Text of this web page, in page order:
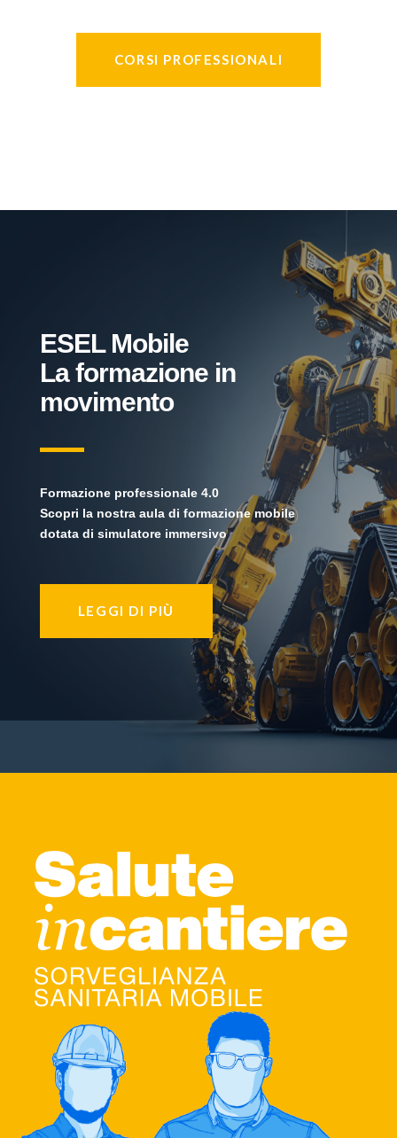
CORSI PROFESSIONALI
ESEL Mobile
La formazione in
movimento
Formazione professionale 4.0
Scopri la nostra aula di formazione mobile
dotata di simulatore immersivo
LEGGI DI PIÙ